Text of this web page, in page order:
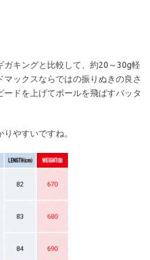
ガキングと比較して、約20～30g軽
ックスならではの振りぬきの良さ
ドを上げてボールを飛ばすバッタ
やすいですね。